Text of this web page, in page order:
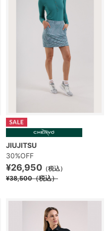
JIUJITSU
30%OFF
¥26,950 （税込）
¥38,500（税込）